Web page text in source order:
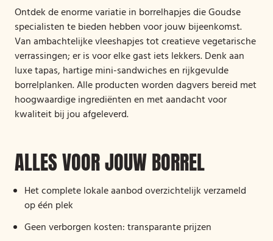
Ontdek de enorme variatie in borrelhapjes die Goudse
specialisten te bieden hebben voor jouw bijeenkomst.
Van ambachtelijke vleeshapjes tot creatieve vegetarische
verrassingen; er is voor elke gast iets lekkers. Denk aan
luxe tapas, hartige mini-sandwiches en rijkgevulde
borrelplanken. Alle producten worden dagvers bereid met
hoogwaardige ingrediënten en met aandacht voor
kwaliteit bij jou afgeleverd.
ALLES VOOR JOUW BORREL
Het complete lokale aanbod overzichtelijk verzameld
op één plek
Geen verborgen kosten: transparante prijzen